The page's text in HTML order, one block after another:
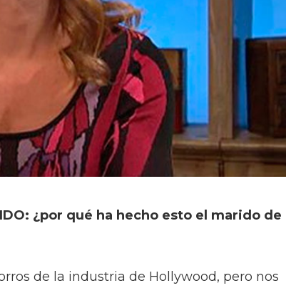
¿por qué ha hecho esto el marido de
de la industria de Hollywood, pero nos